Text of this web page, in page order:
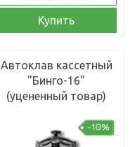
Купить
Автоклав кассетный
"Бинго-16"
(уцененный товар)